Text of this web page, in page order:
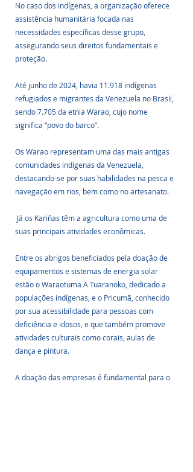
No caso dos indígenas, a organização oferece
assistência humanitária focada nas
necessidades específicas desse grupo,
assegurando seus direitos fundamentais e
proteção.
Até junho de 2024, havia 11.918 indígenas
refugiados e migrantes da Venezuela no Brasil,
sendo 7.705 da etnia Warao, cujo nome
significa “povo do barco”.
Os Warao representam uma das mais antigas
comunidades indígenas da Venezuela,
destacando-se por suas habilidades na pesca e
navegação em rios, bem como no artesanato.
suas principais atividades econômicas.
Entre os abrigos beneficiados pela doação de
equipamentos e sistemas de energia solar
estão o Waraotuma A Tuaranoko, dedicado a
populações indígenas, e o Pricumã, conhecido
por sua acessibilidade para pessoas com
deficiência e idosos, e que também promove
atividades culturais como corais, aulas de
dança e pintura.
A doação das empresas é fundamental para o